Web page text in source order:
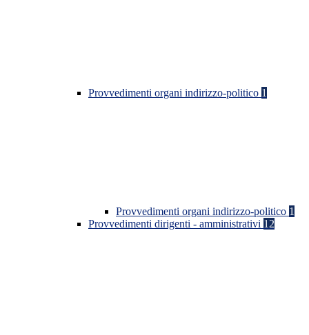
Provvedimenti organi indirizzo-politico 1
Provvedimenti organi indirizzo-politico 1
Provvedimenti dirigenti - amministrativi 12